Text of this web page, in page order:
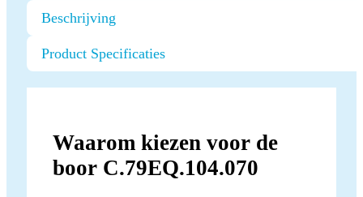
Beschrijving
Product Specificaties
Waarom kiezen voor de
boor C.79EQ.104.070